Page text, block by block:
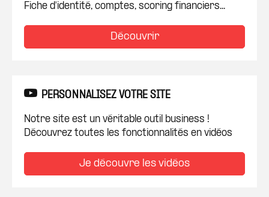
Fiche d'identité, comptes, scoring financiers...
Découvrir
PERSONNALISEZ VOTRE SITE
Notre site est un véritable outil business !
Découvrez toutes les fonctionnalités en vidéos
Je découvre les vidéos